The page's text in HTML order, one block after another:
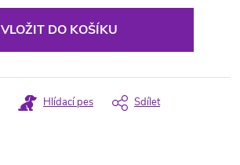
VLOŽIT DO KOŠÍKU
Hlídací pes Sdílet